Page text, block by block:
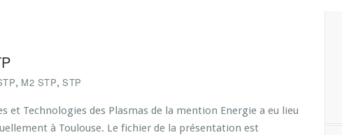
, M2 STP, STP
et Technologies des Plasmas de la mention Energie a eu lieu
à Toulouse. Le fichier de la présentation est